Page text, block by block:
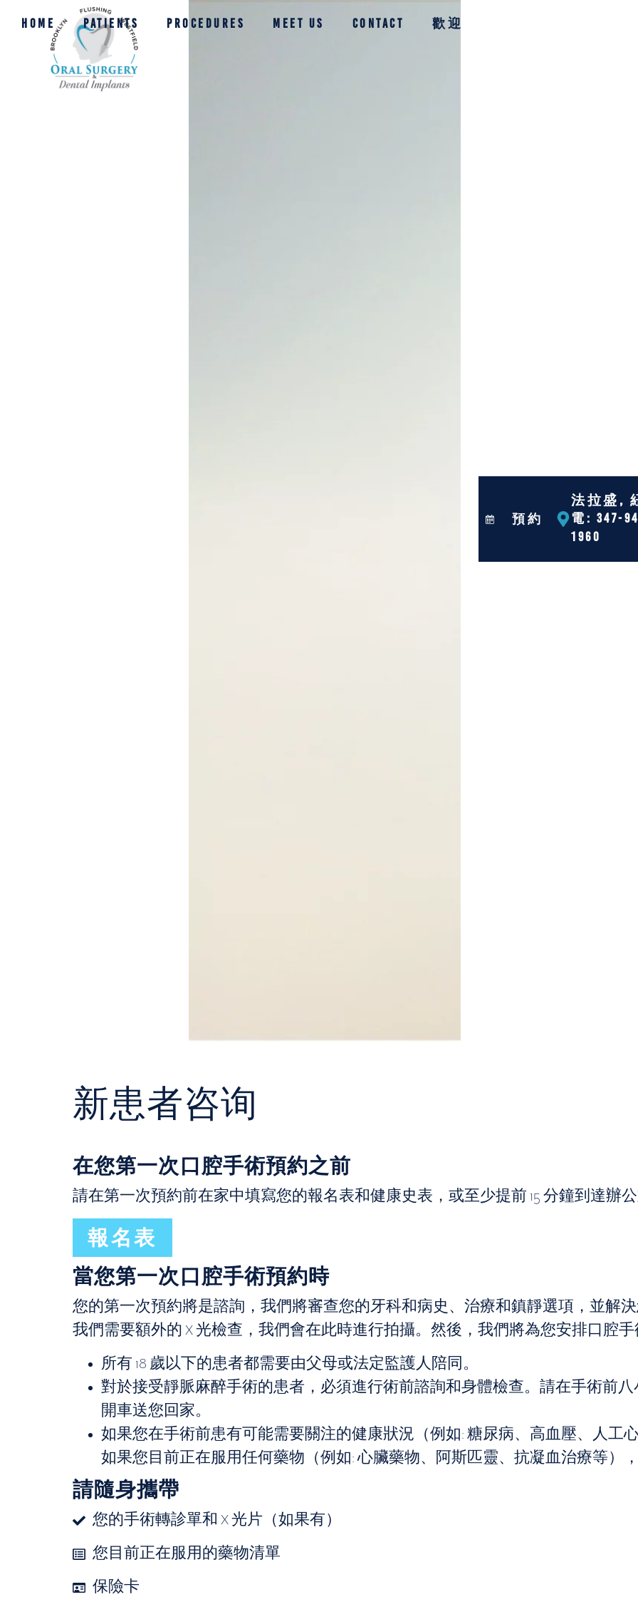
HOME PATIENTS PROCEDURES MEET US CONTACT 歡迎
預約
法拉盛,
電: 347-
1960
新患者咨询
在您第一次口腔手術預約之前
請在第一次預約前在家中填寫您的報名表和健康史表，或至少提前 15 分鐘到達辦公
報名表
當您第一次口腔手術預約時
您的第一次預約將是諮詢，我們將審查您的牙科和病史、治療和鎮靜選項，並解
我們需要額外的 X 光檢查，我們會在此時進行拍攝。然後，我們將為您安排口腔手
所有 18 歲以下的患者都需要由父母或法定監護人陪同。
對於接受靜脈麻醉手術的患者，必須進行術前諮詢和身體檢查。請在手術前
開車送您回家。
如果您在手術前患有可能需要關注的健康狀況（例如: 糖尿病、高血壓、人工
如果您目前正在服用任何藥物（例如: 心臟藥物、阿斯匹靈、抗凝血治療等）
請隨身攜帶
您的手術轉診單和 X 光片（如果有）
您目前正在服用的藥物清單
保險卡